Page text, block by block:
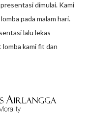
dimulai. Kami
pada malam hari.
lalu lekas
kami fit dan